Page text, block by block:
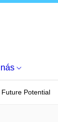
Potential